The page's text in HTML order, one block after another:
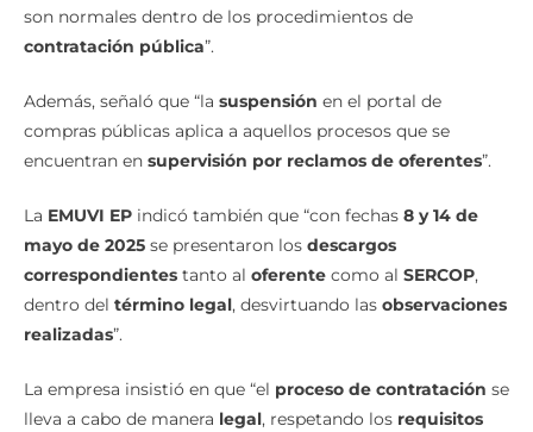
son normales dentro de los procedimientos de
contratación pública”.
Además, señaló que “la suspensión en el portal de
compras públicas aplica a aquellos procesos que se
encuentran en supervisión por reclamos de oferentes”.
La EMUVI EP indicó también que “con fechas 8 y 14 de
mayo de 2025 se presentaron los descargos
correspondientes tanto al oferente como al SERCOP,
dentro del término legal, desvirtuando las observaciones
realizadas”.
La empresa insistió en que “el proceso de contratación se
lleva a cabo de manera legal, respetando los requisitos